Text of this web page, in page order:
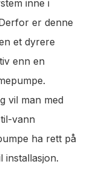
inne i
er denne
et dyrere
enn en
vil man med
vann
ha rett på
installasjon.